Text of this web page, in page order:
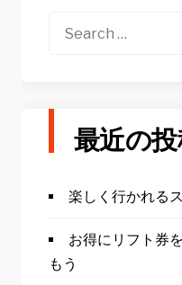
Search
最近の
楽しく行かれる
お得にリフト券
もう